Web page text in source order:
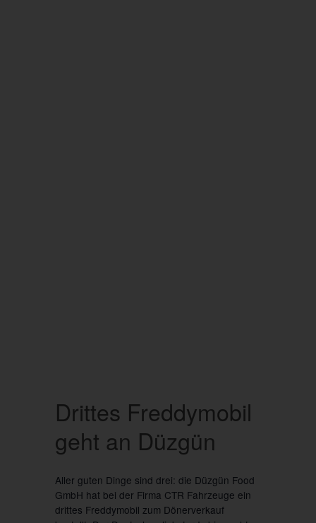
Drittes Freddymobil
geht an Düzgün
Aller guten Dinge sind drei: die Düzgün Food
GmbH hat bei der Firma CTR Fahrzeuge ein
drittes Freddymobil zum Dönerverkauf